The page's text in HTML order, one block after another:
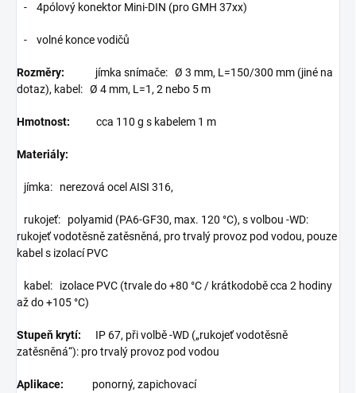
- 4pólový konektor Mini-DIN (pro GMH 37xx)
- volné konce vodičů
Rozměry: jímka snímače: Ø 3 mm, L=150/300 mm (jiné na
dotaz), kabel: Ø 4 mm, L=1, 2 nebo 5 m
Hmotnost: cca 110 g s kabelem 1 m
Materiály:
jímka: nerezová ocel AISI 316,
rukojeť: polyamid (PA6-GF30, max. 120 °C), s volbou -WD:
rukojeť vodotěsně zatěsněná, pro trvalý provoz pod vodou, pouze
kabel s izolací PVC
kabel: izolace PVC (trvale do +80 °C / krátkodobě cca 2 hodiny
až do +105 °C)
Stupeň krytí: IP 67, při volbě -WD („rukojeť vodotěsně
zatěsněná“): pro trvalý provoz pod vodou
Aplikace: ponorný, zapichovací